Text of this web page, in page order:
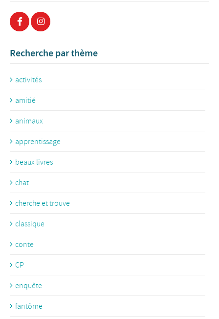
Recherche par thème
activités
amitié
animaux
apprentissage
beaux livres
chat
cherche et trouve
classique
conte
CP
enquête
fantôme